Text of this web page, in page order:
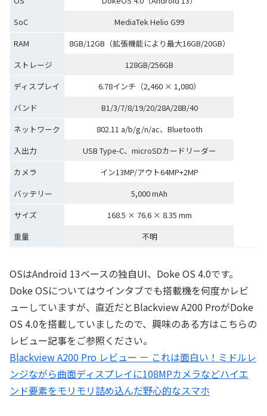
SoC
MediaTek Helio G99
RAM
8GB/12GB（拡張機能により最大16GB/20GB）
ストレージ
128GB/256GB
ディスプレイ
6.78インチ（2,460 × 1,080）
バンド
B1/3/7/8/19/20/28A/28B/40
ネットワーク
802.11 a/b/g/n/ac、Bluetooth
入出力
USB Type-C、microSDカードリーダー
カメラ
イン13MP/アウト64MP+2MP
バッテリー
5,000 mAh
サイズ
168.5 × 76.6 × 8.35 mm
重量
不明
OSはAndroid 13ベースの独自UI、Doke OS 4.0です。
Doke OSについてはウインタブでも搭載機を何度かレビ
ューしていますが、直近だとBlackview A200 ProがDoke
OS 4.0を搭載していましたので、興味のある方はこちらの
レビュー記事をご参照ください。
Blackview A200 Pro レビュー － これは面白い！ミドルレ
ンジながら曲面ディスプレイに108MPカメラなどハイエ
ンド要素をモリモリ詰め込んだ野心的なスマホ